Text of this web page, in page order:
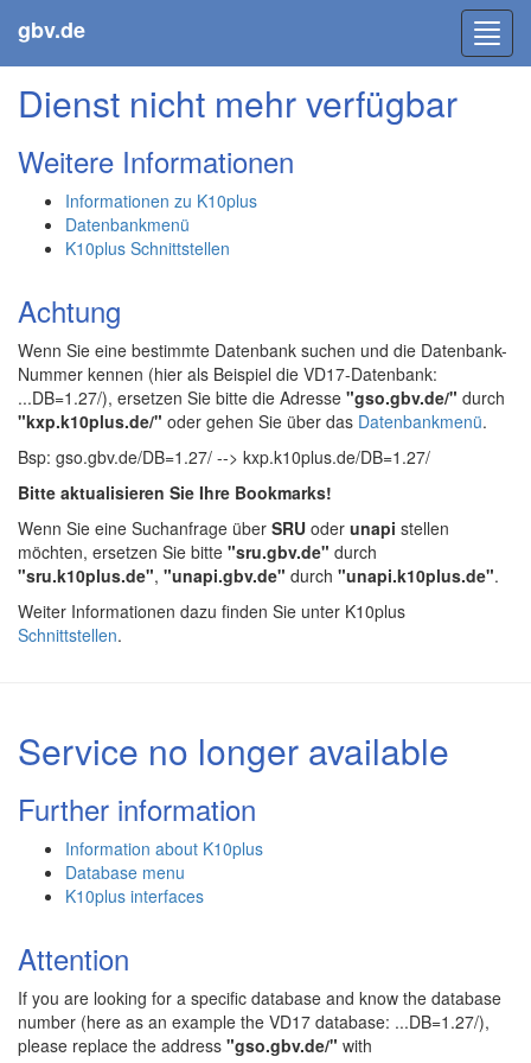
gbv.de
Dienst nicht mehr verfügbar
Weitere Informationen
Informationen zu K10plus
Datenbankmenü
K10plus Schnittstellen
Achtung
Wenn Sie eine bestimmte Datenbank suchen und die Datenbank-
Nummer kennen (hier als Beispiel die VD17-Datenbank:
...DB=1.27/), ersetzen Sie bitte die Adresse "gso.gbv.de/" durch
"kxp.k10plus.de/" oder gehen Sie über das Datenbankmenü.
Bsp: gso.gbv.de/DB=1.27/ --> kxp.k10plus.de/DB=1.27/
Bitte aktualisieren Sie Ihre Bookmarks!
Wenn Sie eine Suchanfrage über SRU oder unapi stellen
möchten, ersetzen Sie bitte "sru.gbv.de" durch
"sru.k10plus.de", "unapi.gbv.de" durch "unapi.k10plus.de".
Weiter Informationen dazu finden Sie unter K10plus
Schnittstellen.
Service no longer available
Further information
Information about K10plus
Database menu
K10plus interfaces
Attention
If you are looking for a specific database and know the database
number (here as an example the VD17 database: ...DB=1.27/),
please replace the address "gso.gbv.de/" with